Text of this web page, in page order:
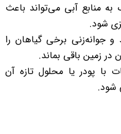
به منابع آبی می‌تواند باعث
جوانه‌زنی برخی گیاهان را
در زمین باقی بماند.
پودر یا محلول تازه آن
شود.